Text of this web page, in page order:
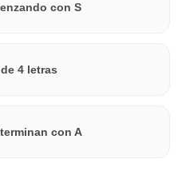
con S
4 letras
con A